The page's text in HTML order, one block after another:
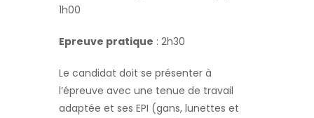
1h00
Epreuve pratique : 2h30
Le candidat doit se présenter à
l’épreuve avec une tenue de travail
adaptée et ses EPI (gans, lunettes et